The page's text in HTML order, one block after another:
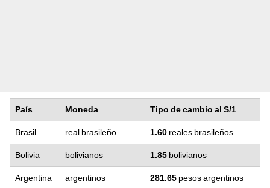
País Moneda Tipo de cambio al S/1
Brasil real brasileño 1.60 reales brasileños
Bolivia bolivianos 1.85 bolivianos
Argentina argentinos 281.65 pesos argentinos